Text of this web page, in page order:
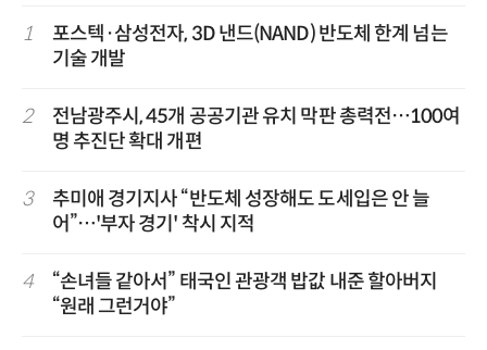
1
포스텍·삼성전자, 3D 낸드(NAND) 반도체 한계 넘는
기술 개발
2
전남광주시, 45개 공공기관 유치 막판 총력전…100여
명 추진단 확대 개편
3
추미애 경기지사 “반도체 성장해도 도세입은 안 늘
어”…'부자 경기' 착시 지적
4
“손녀들 같아서” 태국인 관광객 밥값 내준 할아버지
“원래 그런거야”